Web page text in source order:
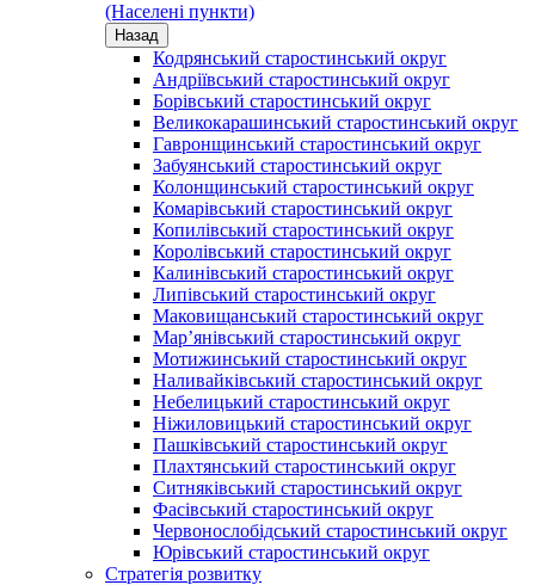
(Населені пункти)
Назад
Кодрянський старостинський округ
Андріївський старостинський округ
Борівський старостинський округ
Великокарашинський старостинський округ
Гавронщинський старостинський округ
Забуянський старостинський округ
Колонщинський старостинський округ
Комарівський старостинський округ
Копилівський старостинський округ
Королівський старостинський округ
Калинівський старостинський округ
Липівський старостинський округ
Маковищанський старостинський округ
Мар’янівський старостинський округ
Мотижинський старостинський округ
Наливайківський старостинський округ
Небелицький старостинський округ
Ніжиловицький старостинський округ
Пашківський старостинський округ
Плахтянський старостинський округ
Ситняківський старостинський округ
Фасівський старостинський округ
Червонослобідський старостинський округ
Юрівський старостинський округ
Стратегія розвитку